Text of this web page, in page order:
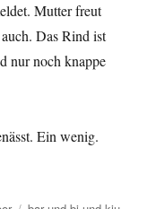
Mutter freut
Das Rind ist
nur noch knappe
Ein wenig.